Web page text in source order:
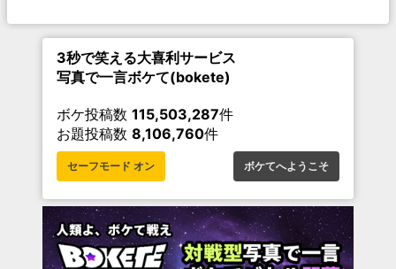
3秒で笑える大喜利サービス
写真で一言ボケて(bokete)
ボケ投稿数 115,503,287件
お題投稿数 8,106,760件
セーフモード オン ボケてへようこそ